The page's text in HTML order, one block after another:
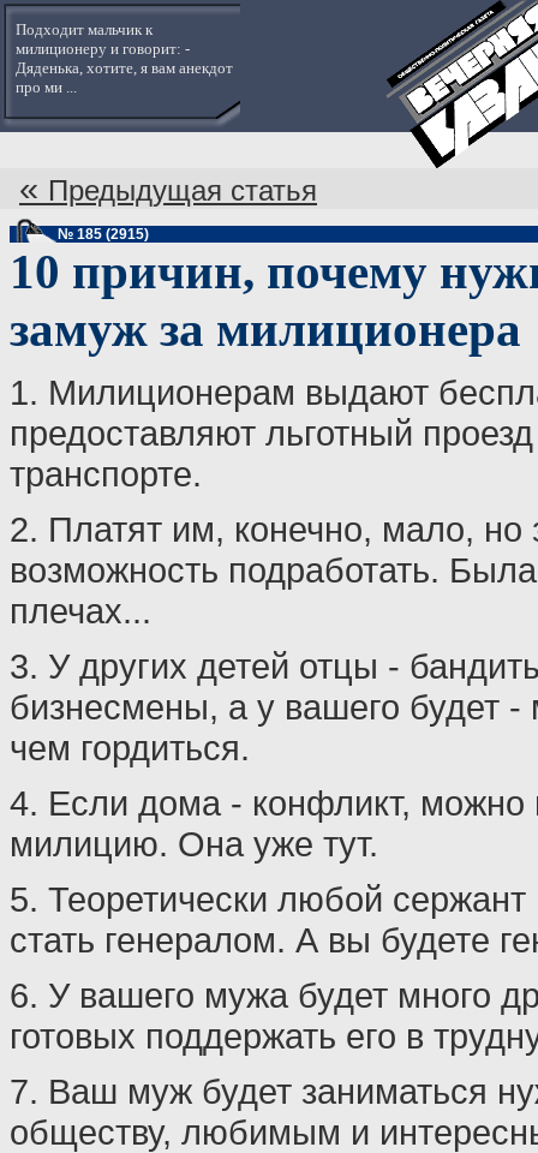
Подходит мальчик к
милиционеру и говорит: -
Дяденька, хотите, я вам анекдот
про ми ...
« Предыдущая статья
№ 185 (2915)
10 причин, почему
замуж за милиционера
1. Милиционерам выдают
предоставляют льготный
транспорте.
2. Платят им, конечно, мало, но
возможность подработать.
плечах...
3. У других детей отцы -
бизнесмены, а у вашего будет
чем гордиться.
4. Если дома - конфликт, можно
милицию. Она уже тут.
5. Теоретически любой
стать генералом. А вы будете
6. У вашего мужа будет много
готовых поддержать его в
7. Ваш муж будет заниматься
обществу, любимым и